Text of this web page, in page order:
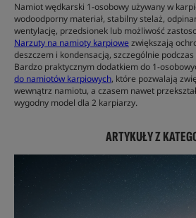
Namiot wędkarski 1-osobowy używany w
wodoodporny materiał, stabilny stelaż,
wentylację, przedsionek lub możliwość
Narzuty na namioty karpiowe zwiększają
deszczem i kondensacją, szczególnie podczas
Bardzo praktycznym dodatkiem do 1-
do namiotów karpiowych, które pozwalają
wewnątrz namiotu, a czasem nawet
wygodny model dla 2 karpiarzy.
ARTYKUŁY Z